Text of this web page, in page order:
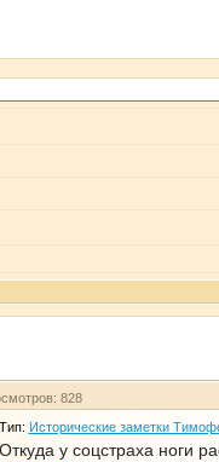
828
Тип: Исторические заметки
Откуда у соцстраха ноги